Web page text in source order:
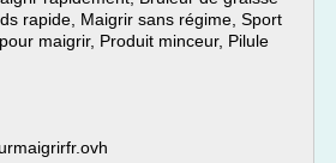
rapide, Maigrir sans régime, Sport
maigrir, Produit minceur, Pilule